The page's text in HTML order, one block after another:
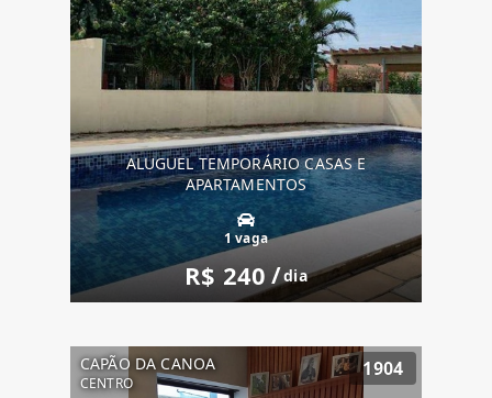
ALUGUEL TEMPORÁRIO CASAS E
APARTAMENTOS
1 vaga
R$ 240 /dia
CAPÃO DA CANOA
CENTRO
1904